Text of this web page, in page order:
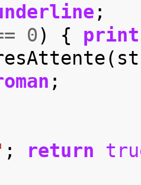
;
0) {
print
(
;
; return